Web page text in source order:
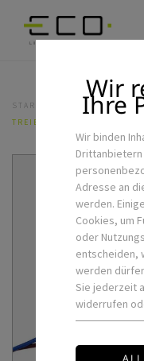
STARTSEITE LED-
TREIBER MW LPV 60W 24V
Wir
Ihre
Wir binden
Drittanbietern
Adresse an
werden.
Cookies, um
oder
entscheiden,
werden
Sie jederzeit
widerrufen